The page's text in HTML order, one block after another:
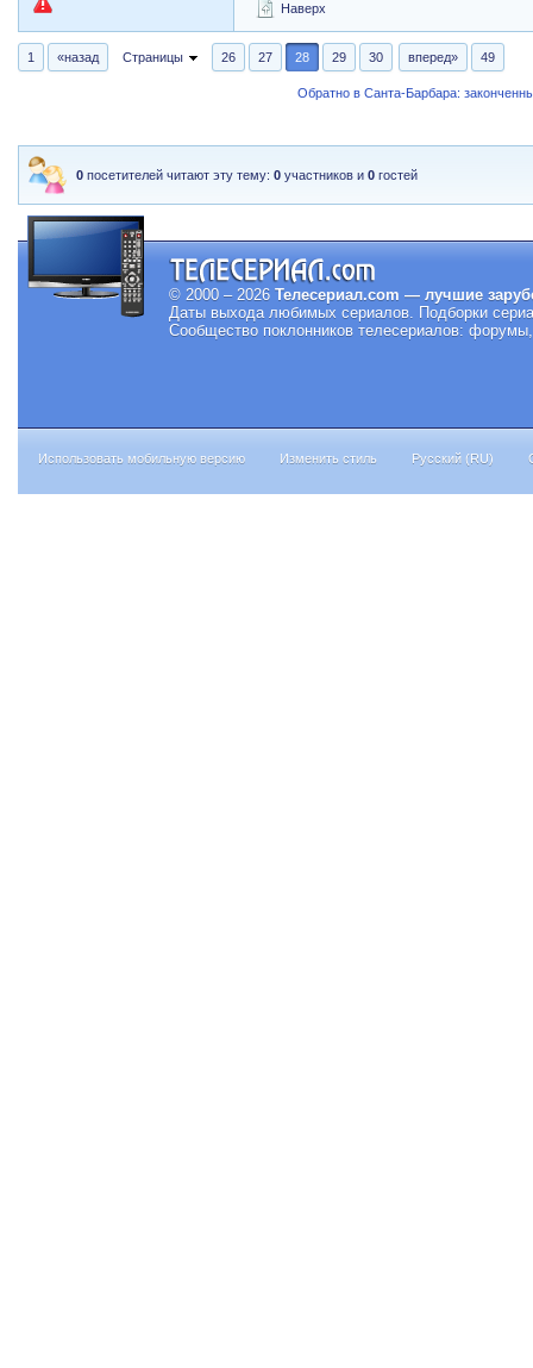
Наверх
1 «назад Страницы 26 27 28 29 30 вперед» 49
Обратно в Санта-Барбара:
0 посетителей читают эту тему:0 участников и0 гостей
© 2000 – 2026 Телесериал.com — лучшие
Даты выхода любимых сериалов. Подборки
Сообщество поклонников телесериалов:
Использовать мобильную версию Изменить стиль Русский (RU)